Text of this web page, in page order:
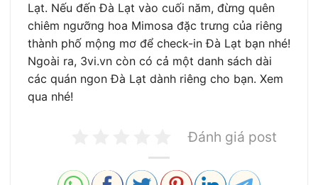
Lạt. Nếu đến Đà Lạt vào cuối năm, đừng quên
chiêm ngưỡng hoa Mimosa đặc trưng của riêng
thành phố mộng mơ để check-in Đà Lạt bạn nhé!
Ngoài ra, 3vi.vn còn có cả một danh sách dài
các quán ngon Đà Lạt dành riêng cho bạn. Xem
qua nhé!
Đánh giá post